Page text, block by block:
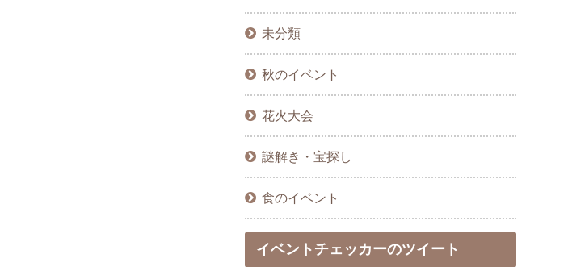
未分類
秋のイベント
花火大会
謎解き・宝探し
食のイベント
イベントチェッカーのツイート